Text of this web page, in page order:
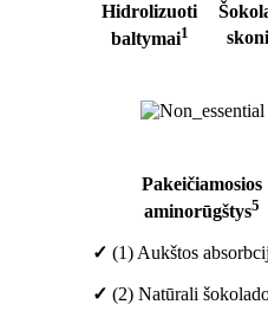
Hidrolizuoti
baltymai1
Pakeičiamosios
aminorūgštys5
✓ (1) Aukštos
✓ (2) Natūrali